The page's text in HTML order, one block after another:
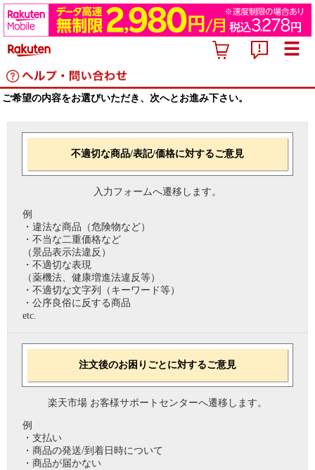
ご希望の内容をお選びいただき、次へとお進み下さい。
不適切な商品/表記/価格に対するご意見
入力フォームへ遷移します。
例
・違法な商品（危険物など）
・不当な二重価格など
（景品表示法違反）
・不適切な表現
（薬機法、健康増進法違反等）
・不適切な文字列（キーワード等）
・公序良俗に反する商品
etc.
注文後のお困りごとに対するご意見
楽天市場 お客様サポートセンターへ遷移します。
例
・支払い
・商品の発送/到着日時について
・商品が届かない